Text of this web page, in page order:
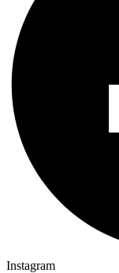
Instagram